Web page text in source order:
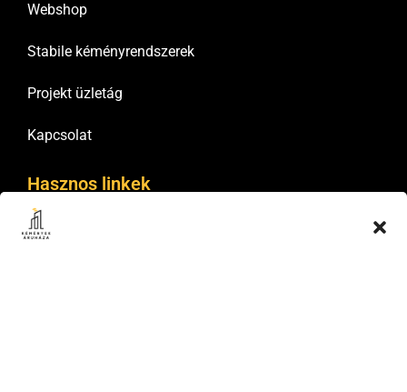
Webshop
Stabile kéményrendszerek
Projekt üzletág
Kapcsolat
Hasznos linkek
Általános Szerződési Feltételek